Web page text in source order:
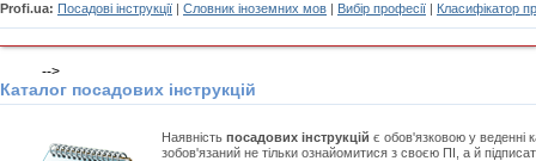
Profi.ua: Посадові інструкції | Словник іноземних мов | Вибір професії | Класифікатор
-->
Каталог посадових інструкцій
Наявність посадових інструкцій є обов'язковою у веденні
зобов'язаний не тільки ознайомитися з своєю ПІ, а й